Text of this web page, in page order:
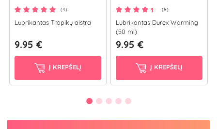
(4)
Lubrikantas Tropikų aistra
9.95 €
Į KREPŠELĮ
(8)
Lubrikantas Durex Warming
(50 ml)
9.95 €
Į KREPŠELĮ